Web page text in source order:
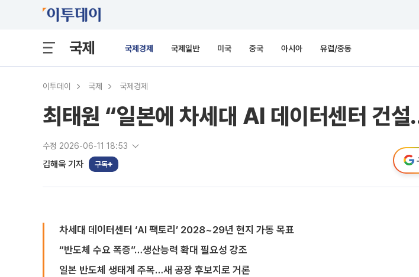
국제 국제경제 국제일반 미국 중국 아시아 유럽/중동
이투데이 국제 국제경제
최태원 “일본에 차세대 AI 데이터센터 건
수정 2026-06-11 18:53
김해욱 기자 구독
차세대 데이터센터 ‘AI 팩토리’ 2028~29년 현지 가동 목표
“반도체 수요 폭증”…생산능력 확대 필요성 강조
일본 반도체 생태계 주목…새 공장 후보지로 거론